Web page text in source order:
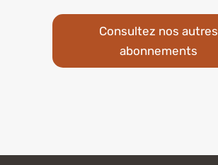
Consultez nos autres
abonnements